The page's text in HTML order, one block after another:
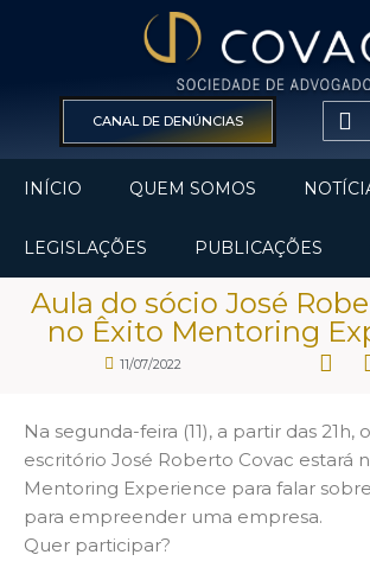
CANAL DE DENÚNCIAS
INÍCIO QUEM SOMOS
LEGISLAÇÕES PUBLICAÇÕES
Aula do sócio José
no Êxito Mentoring
11/07/2022
Na segunda-feira (11), a partir das 21h,
escritório José Roberto Covac estará
Mentoring Experience para falar
para empreender uma empresa.
Quer participar?